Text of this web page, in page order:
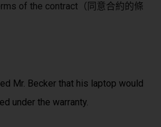
of the contract（同意合約的條
Mr. Becker that his laptop would
under the warranty.